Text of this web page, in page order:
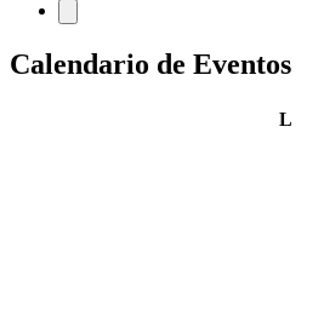
Calendario de Eventos
Llunes